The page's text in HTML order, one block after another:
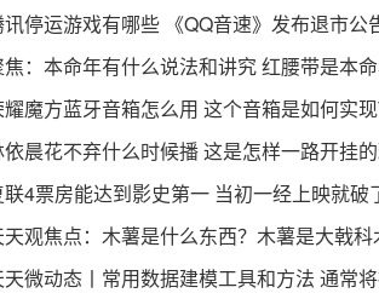
停运游戏有哪些 《QQ音速》发布退市公
：本命年有什么说法和讲究 红腰带是本
耀魔方蓝牙音箱怎么用 这个音箱是如何实
晨花不弃什么时候播 这是怎样一路开挂
联4票房能达到影史第一 当初一经上映就破
天观焦点：木薯是什么东西？木薯是大戟
天微动态丨常用数据建模工具和方法 通常